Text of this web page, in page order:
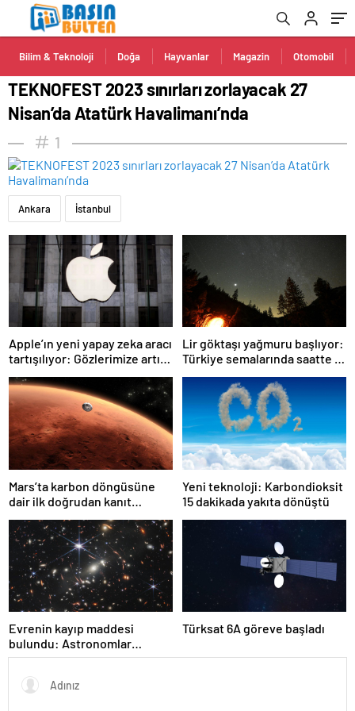
Bilim & Teknoloji Doğa Hayvanlar Magazin Otomobil
TEKNOFEST 2023 sınırları zorlayacak 27
Nisan’da Atatürk Havalimanı’nda
1
Ankara İstanbul
Apple’ın yeni yapay zeka aracı
tartışılıyor: Gözlerimize artık
güvenebilir miyiz?
Lir göktaşı yağmuru başlıyor:
Türkiye semalarında saatte 15
yıldız kayması görülebilecek
Mars’ta karbon döngüsüne
dair ilk doğrudan kanıt
bulundu
Yeni teknoloji: Karbondioksit
15 dakikada yakıta dönüştü
Evrenin kayıp maddesi
bulundu: Astronomlar
hidrojenin izini sürdü
Türksat 6A göreve başladı